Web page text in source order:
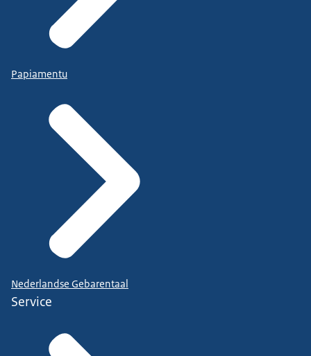
Papiamentu
Nederlandse Gebarentaal
Service